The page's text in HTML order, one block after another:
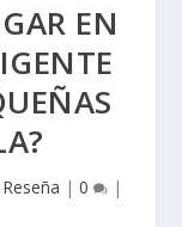
EN
Reseña | 0 |